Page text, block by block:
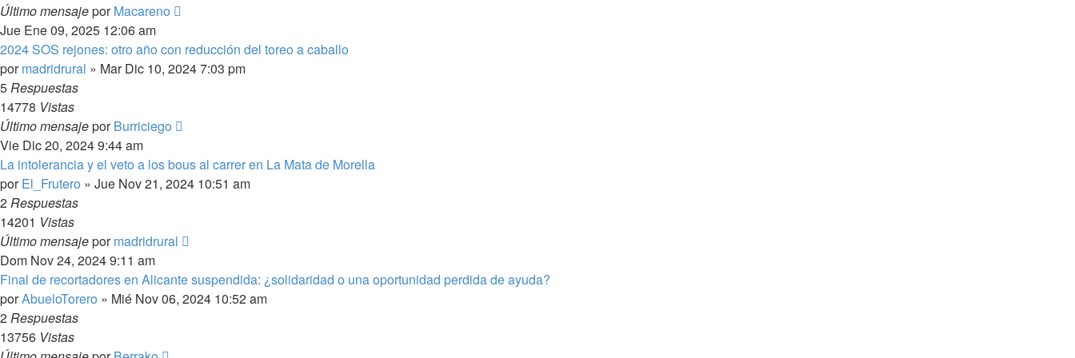
Último mensajeporMacareno
Jue Ene 09, 2025 12:06 am
2024 SOS rejones: otro año con reducción del toreo a caballo
pormadridrural » Mar Dic 10, 2024 7:03 pm
5Respuestas
14778 Vistas
Último mensajeporBurriciego
Vie Dic 20, 2024 9:44 am
La intolerancia y el veto a los bous al carrer en La Mata de Morella
porEl_Frutero » Jue Nov 21, 2024 10:51 am
2Respuestas
14201 Vistas
Último mensajepormadridrural
Dom Nov 24, 2024 9:11 am
Final de recortadores en Alicante suspendida: ¿solidaridad o una oportunidad perdida de ayuda?
porAbueloTorero » Mié Nov 06, 2024 10:52 am
2Respuestas
13756 Vistas